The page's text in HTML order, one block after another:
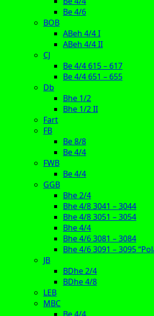
Be 4/6
BOB
ABeh 4/4 I
ABeh 4/4 II
CJ
Be 4/4 615 – 617
Be 4/4 651 – 655
Db
Bhe 1/2
Bhe 1/2 II
Fart
FB
Be 8/8
Be 4/4
FWB
Be 4/4
GGB
Bhe 2/4
Bhe 4/8 3041 – 3044
Bhe 4/8 3051 – 3054
Bhe 4/4
Bhe 4/6 3081 – 3084
Bhe 4/6 3091 – 3095
JB
BDhe 2/4
BDhe 4/8
LEB
MBC